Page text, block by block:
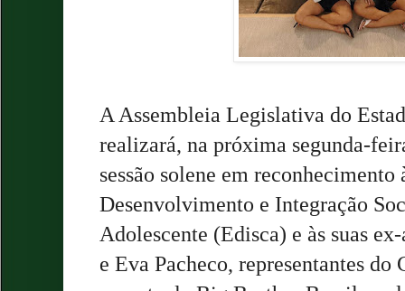
A Assembleia Legislativa do
realizará, na próxima segunda-
sessão solene em
Desenvolvimento e Integração
Adolescente (Edisca) e às suas
e Eva Pacheco, representantes do